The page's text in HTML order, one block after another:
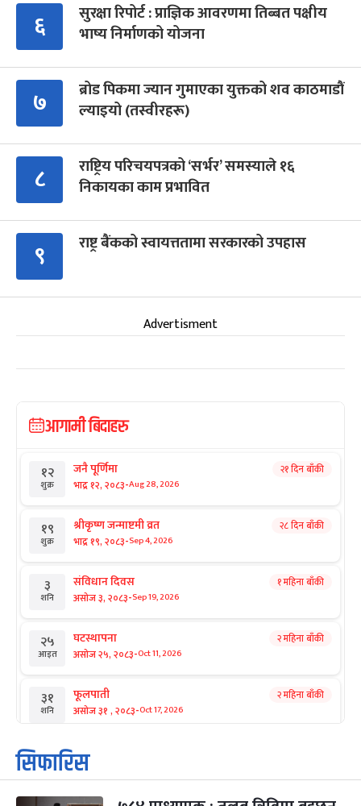
६
सुरक्षा रिपोर्ट : प्राज्ञिक आवरणमा तिब्बत पक्षीय
भाष्य निर्माणको योजना
७
ब्रोड पिकमा ज्यान गुमाएका युक्तको शव काठमाडौं
ल्याइयो (तस्वीरहरू)
८
राष्ट्रिय परिचयपत्रको ‘सर्भर’ समस्याले १६
निकायका काम प्रभावित
९ राष्ट्र बैंकको स्वायत्ततामा सरकारको उपहास
Advertisment
आगामी बिदाहरु
१२
शुक्र
जनै पूर्णिमा
भाद्र १२, २०८३-Aug 28, 2026
२१ दिन बाँकी
१९
शुक्र
श्रीकृष्ण जन्माष्टमी व्रत
भाद्र १९, २०८३-Sep 4, 2026
२८ दिन बाँकी
३
शनि
संविधान दिवस
असोज ३, २०८३-Sep 19, 2026
१ महिना बाँकी
२५
आइत
घटस्थापना
असोज २५, २०८३-Oct 11, 2026
२ महिना बाँकी
३१
शनि
फूलपाती
असोज ३१ , २०८३-Oct 17, 2026
२ महिना बाँकी
१
आइत
कार्तिक सङ्क्रान्ति
कार्तिक १, २०८३
सिफारिस